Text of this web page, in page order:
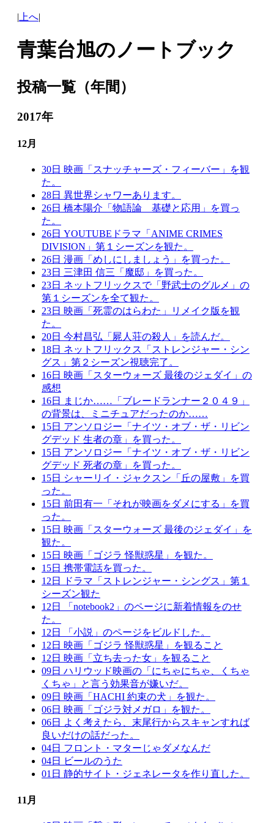
| 上へ|
青葉台旭のノートブック
投稿一覧（年間）
2017年
12月
30日 映画「スナッチャーズ・フィーバー」を観
た。
28日 異世界シャワーあります。
26日 橋本陽介「物語論 基礎と応用」を買っ
た。
26日 YOUTUBEドラマ「ANIME CRIMES
DIVISION」第１シーズンを観た。
26日 漫画「めしにしましょう」を買った。
23日 三津田 信三「魔邸」を買った。
23日 ネットフリックスで「野武士のグルメ」の
第１シーズンを全て観た。
23日 映画「死霊のはらわた」リメイク版を観
た。
20日 今村昌弘「屍人荘の殺人」を読んだ。
18日 ネットフリックス「ストレンジャー・シン
グス」第２シーズン視聴完了。
16日 映画「スターウォーズ 最後のジェダイ」の
感想
16日 まじか……「ブレードランナー２０４９」
の背景は、ミニチュアだったのか……
15日 アンソロジー「ナイツ・オブ・ザ・リビン
グデッド 生者の章」を買った。
15日 アンソロジー「ナイツ・オブ・ザ・リビン
グデッド 死者の章」を買った。
15日 シャーリイ・ジャクスン「丘の屋敷」を買
った。
15日 前田有一「それが映画をダメにする」を買
った。
15日 映画「スターウォーズ 最後のジェダイ」を
観た。
15日 映画「ゴジラ 怪獣惑星」を観た。
15日 携帯電話を買った。
12日 ドラマ「ストレンジャー・シングス」第１
シーズン観た
12日 「notebook2」のページに新着情報をのせ
た。
12日 「小説」のページをビルドした。
12日 映画「ゴジラ 怪獣惑星」を観ること
12日 映画「立ち去った女」を観ること
09日 ハリウッド映画の「にちゃにちゃ、くちゃ
くちゃ」と言う効果音が嫌いだ。
09日 映画「HACHI 約束の犬」を観た。
06日 映画「ゴジラ対メガロ」を観た。
06日 よく考えたら、末尾行からスキャンすれば
良いだけの話だった。
04日 フロント・マターじゃダメなんだ
04日 ビールのうた
01日 静的サイト・ジェネレータを作り直した。
11月